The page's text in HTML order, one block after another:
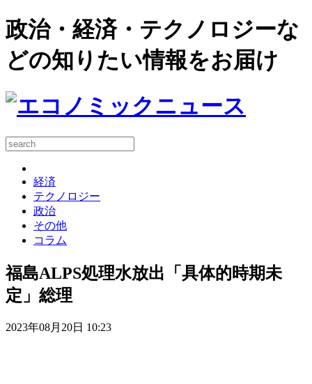
政治・経済・テクノロジーな
どの知りたい情報をお届け
経済
テクノロジー
政治
その他
コラム
福島ALPS処理水放出「具体的時期未
定」総理
2023年08月20日 10:23